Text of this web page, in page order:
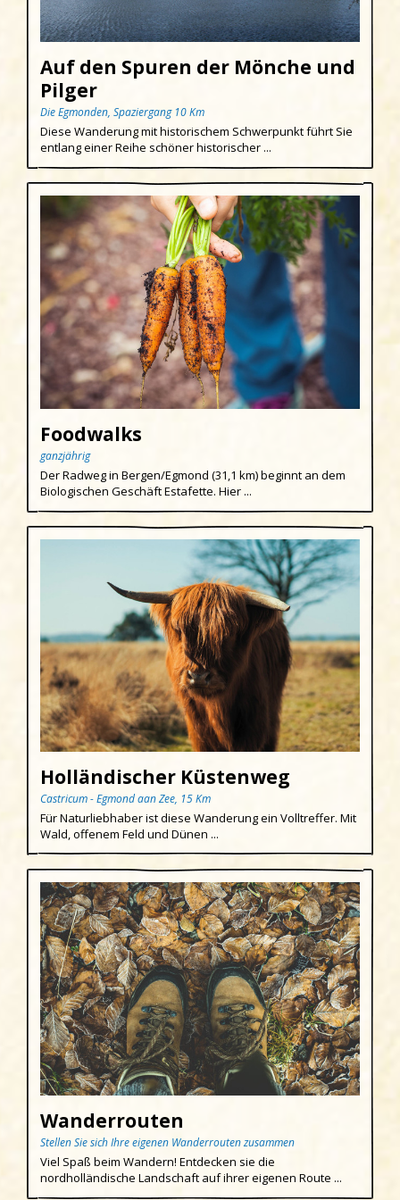
Egmond aan Zee
Groet
Hargen aan Zee
Heemskerk
Heerhugowaard
Limmen
Region
Schoorl
Sint Maartenszee
Uitgeest
Wijk aan Zee
Auf den Spuren der Mönche und
Pilger
Die Egmonden, Spaziergang 10 Km
Diese Wanderung mit historischem Schwerpunkt führt Sie
entlang einer Reihe schöner historischer ...
Foodwalks
ganzjährig
Der Radweg in Bergen/Egmond (31,1 km) beginnt an dem
Biologischen Geschäft Estafette. Hier ...
Holländischer Küstenweg
Castricum - Egmond aan Zee, 15 Km
Für Naturliebhaber ist diese Wanderung ein Volltreffer. Mit
Wald, offenem Feld und Dünen ...
Wanderrouten
Stellen Sie sich Ihre eigenen Wanderrouten zusammen
Viel Spaß beim Wandern! Entdecken sie die
nordholländische Landschaft auf ihrer eigenen Route ...